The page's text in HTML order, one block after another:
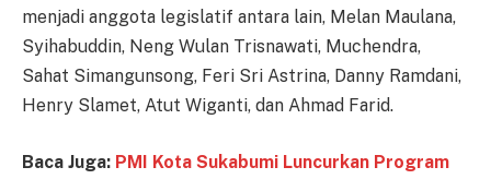
menjadi anggota legislatif antara lain, Melan Maulana,
Syihabuddin, Neng Wulan Trisnawati, Muchendra,
Sahat Simangunsong, Feri Sri Astrina, Danny Ramdani,
Henry Slamet, Atut Wiganti, dan Ahmad Farid.
Baca Juga: PMI Kota Sukabumi Luncurkan Program